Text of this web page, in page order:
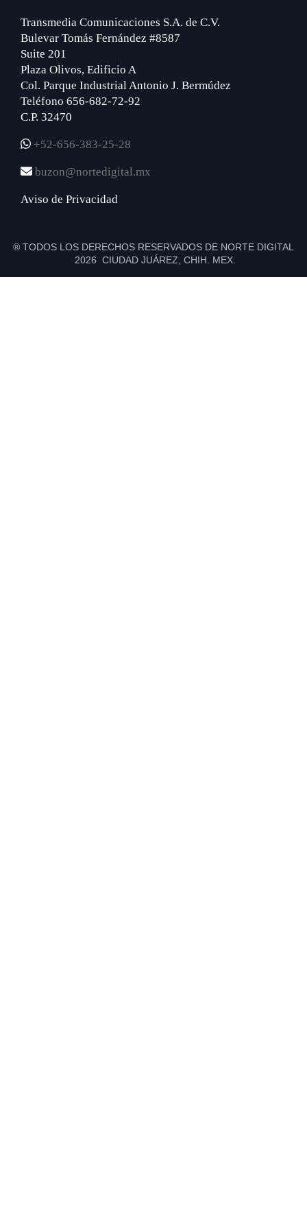
Transmedia Comunicaciones S.A. de C.V.
Bulevar Tomás Fernández #8587
Suite 201
Plaza Olivos, Edificio A
Col. Parque Industrial Antonio J. Bermúdez
Teléfono 656-682-72-92
C.P. 32470
+52-656-383-25-28
buzon@nortedigital.mx
Aviso de Privacidad
® TODOS LOS DERECHOS RESERVADOS DE NORTE DIGITAL
2026 CIUDAD JUÁREZ, CHIH. MEX.